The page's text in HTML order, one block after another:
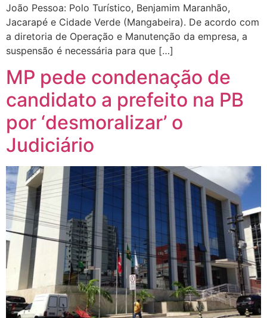
João Pessoa: Polo Turístico, Benjamim Maranhão,
Jacarapé e Cidade Verde (Mangabeira). De acordo com
a diretoria de Operação e Manutenção da empresa, a
suspensão é necessária para que […]
MP pede condenação de
candidato a prefeito na PB
por ‘desmoralizar’ o
Judiciário